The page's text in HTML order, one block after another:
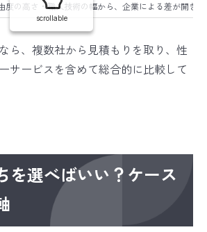
度の高さ・職人技術の幅から、企業による差が開き
scrollable
ら、複数社から見積もりを取り、性
サービスを含めて総合的に比較して
を選べばいい？ケース